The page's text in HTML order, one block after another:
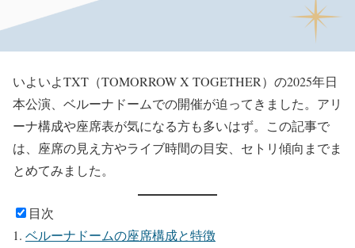
いよいよTXT（TOMORROW X TOGETHER）の2025年日
本公演、ベルーナドームでの開催が迫ってきました。アリ
ーナ構成や座席表が気になる方も多いはず。この記事で
は、座席の見え方やライブ時間の目安、セトリ傾向までま
とめてみました。
目次
ベルーナドームの座席構成と特徴